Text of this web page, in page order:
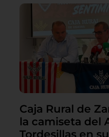
Caja Rural de
la camiseta del
Tordesillas en